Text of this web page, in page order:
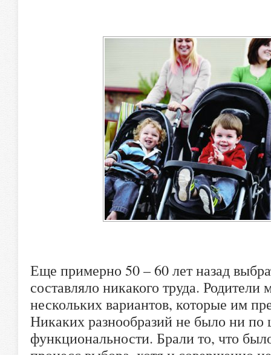
Еще примерно 50 – 60 лет назад
составляло никакого труда.
нескольких вариантов, которые им
Никаких разнообразий не было ни по
функциональности. Брали то, что